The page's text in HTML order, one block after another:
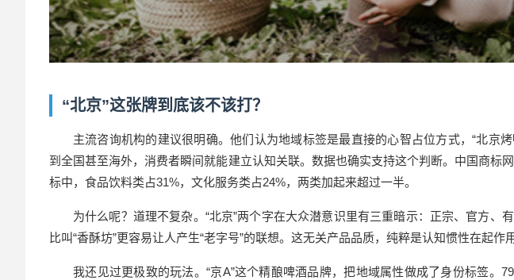
“北京”这张牌到底该不该打？
主流咨询机构的建议很明确。他们认为地域标签是最直接的心智占位方式，“北京
到全国甚至海外，消费者瞬间就能建立认知关联。数据也确实支持这个判断。中国商标
标中，食品饮料类占31%，文化服务类占24%，两类加起来超过一半。
为什么呢？道理不复杂。“北京”两个字在大众潜意识里有三重暗示：正宗、官方、
比叫“香酥坊”更容易让人产生“老字号”的联想。这无关产品品质，纯粹是认知惯性在起作用
我还见过更极致的玩法。“京A”这个精酿啤酒品牌，把地域属性做成了身份标签。